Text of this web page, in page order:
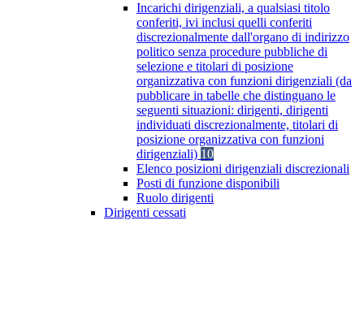
Incarichi dirigenziali, a qualsiasi titolo
conferiti, ivi inclusi quelli conferiti
discrezionalmente dall'organo di indirizzo
politico senza procedure pubbliche di
selezione e titolari di posizione
organizzativa con funzioni dirigenziali (da
pubblicare in tabelle che distinguano le
seguenti situazioni: dirigenti, dirigenti
individuati discrezionalmente, titolari di
posizione organizzativa con funzioni
dirigenziali) 10
Elenco posizioni dirigenziali discrezionali
Posti di funzione disponibili
Ruolo dirigenti
Dirigenti cessati